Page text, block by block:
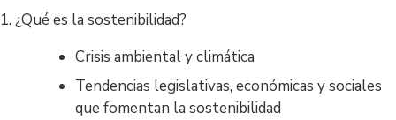
1. ¿Qué es la sostenibilidad?
Crisis ambiental y climática
Tendencias legislativas, económicas y sociales
que fomentan la sostenibilidad